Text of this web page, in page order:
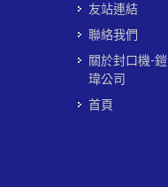
友站連結
聯絡我們
關於封口機-鎧
瑋公司
首頁